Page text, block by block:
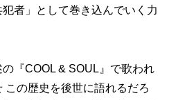
者」として巻き込んでいく力
『COOL & SOUL』で歌われ
この歴史を後世に語れるだろ